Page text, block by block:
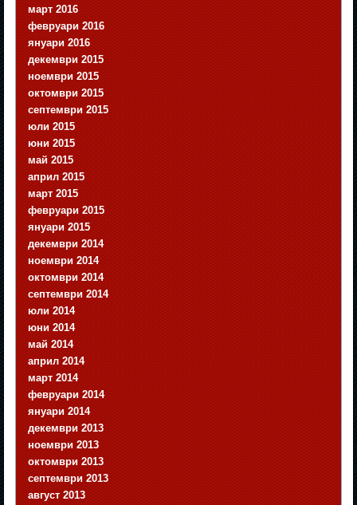
март 2016
февруари 2016
януари 2016
декември 2015
ноември 2015
октомври 2015
септември 2015
юли 2015
юни 2015
май 2015
април 2015
март 2015
февруари 2015
януари 2015
декември 2014
ноември 2014
октомври 2014
септември 2014
юли 2014
юни 2014
май 2014
април 2014
март 2014
февруари 2014
януари 2014
декември 2013
ноември 2013
октомври 2013
септември 2013
август 2013